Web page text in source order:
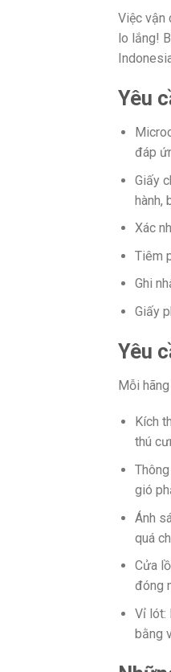
Việc vận
lo lắng!
Yêu
đáp
Giấy
hành,
Xác
Tiêm
Ghi
Giấy
Yêu
Mỗi
Kích
thú
gió
Ánh
quá
Cửa
đóng
Vỉ lót:
bằng